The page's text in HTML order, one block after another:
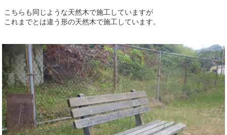
こちらも同じような天然木で施工していますが
これまでとは違う形の天然木で施工しています。